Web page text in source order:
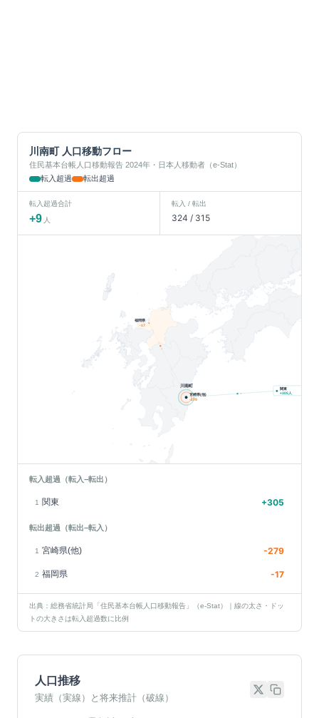
川南町人口移動フロー
住民基本台帳人口移動報告 2024年・日本人移動者（e-Stat）
転入超過
転出超過
転入超過合計
+9 人
転入 / 転出
324 / 315
福岡県
-17
宮崎県(他)
-279
川南町
関東
+305人
転入超過（転入−転出）
1 関東 +305
転出超過（転出−転入）
1 宮崎県(他) -279
2 福岡県 -17
出典：総務省統計局「住民基本台帳人口移動報告」（e-Stat）｜線の太さ・ドッ
トの大きさは転入超過数に比例
人口推移
実績（実線）と将来推計（破線）